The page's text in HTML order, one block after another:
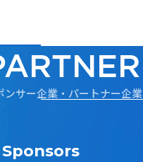
ンサー企業・パートナー企業